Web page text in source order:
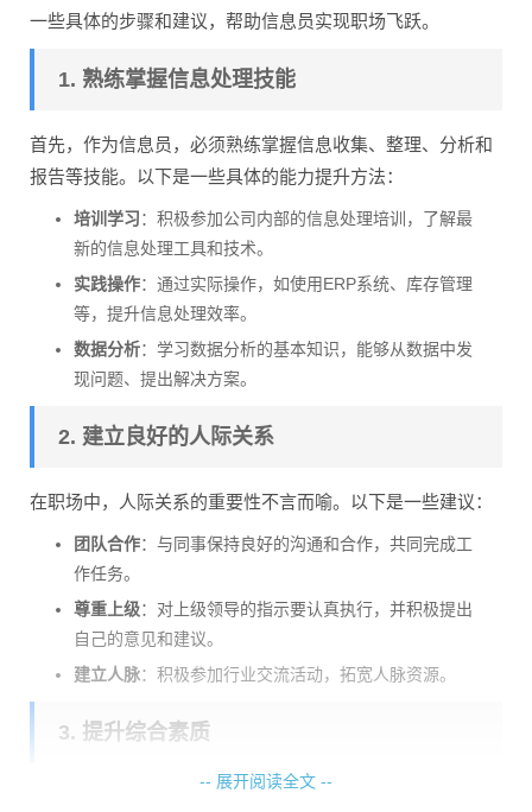
一些具体的步骤和建议，帮助信息员实现职场飞跃。
1. 熟练掌握信息处理技能
首先，作为信息员，必须熟练掌握信息收集、整理、分析和
报告等技能。以下是一些具体的能力提升方法：
培训学习：积极参加公司内部的信息处理培训，了解最
新的信息处理工具和技术。
实践操作：通过实际操作，如使用ERP系统、库存管理
等，提升信息处理效率。
数据分析：学习数据分析的基本知识，能够从数据中发
现问题、提出解决方案。
2. 建立良好的人际关系
在职场中，人际关系的重要性不言而喻。以下是一些建议：
团队合作：与同事保持良好的沟通和合作，共同完成工
作任务。
尊重上级：对上级领导的指示要认真执行，并积极提出
自己的意见和建议。
建立人脉：积极参加行业交流活动，拓宽人脉资源。
3. 提升综合素质
-- 展开阅读全文 --